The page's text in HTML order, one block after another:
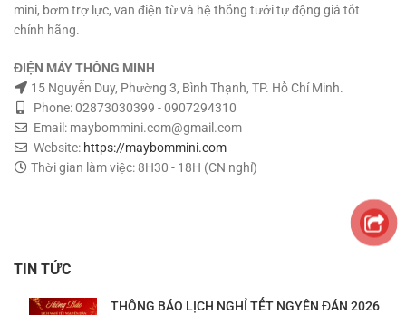
mini, bơm trợ lực, van điện từ và hệ thống tưới tự động giá tốt
chính hãng.
ĐIỆN MÁY THÔNG MINH
15 Nguyễn Duy, Phường 3, Bình Thạnh, TP. Hồ Chí Minh.
Phone: 02873030399 - 0907294310
Email: maybommini.com@gmail.com
Website: https://maybommini.com
Thời gian làm việc: 8H30 - 18H (CN nghỉ)
TIN TỨC
THÔNG BÁO LỊCH NGHỈ TẾT NGYÊN ĐÁN 2026